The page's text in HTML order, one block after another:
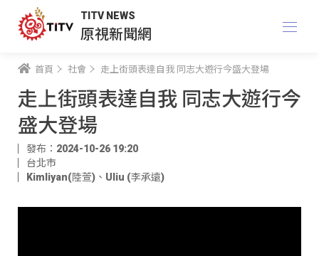
TITV NEWS
原視新聞網
首頁 社會 走上街頭表達自我 同志大遊行今盛大登場
走上街頭表達自我 同志大遊行今
盛大登場
發布：2024-10-26 19:20
台北市
Kimliyan(陸萱) 、 Uliu (李承遠)